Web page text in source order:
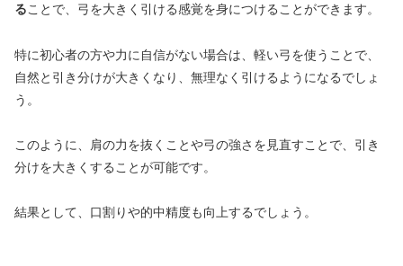
ることで、弓を大きく引ける感覚を身につけることができます。
特に初心者の方や力に自信がない場合は、軽い弓を使うことで、
自然と引き分けが大きくなり、無理なく引けるようになるでしょ
う。
このように、肩の力を抜くことや弓の強さを見直すことで、引き
分けを大きくすることが可能です。
結果として、口割りや的中精度も向上するでしょう。